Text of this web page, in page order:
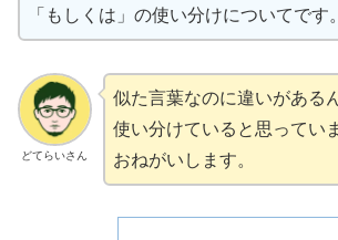
「もしくは」の使い分けについてです。
どてらいさん
似た言葉なのに違いがある
使い分けていると思ってい
おねがいします。